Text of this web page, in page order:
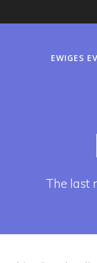
EWIGES
The last